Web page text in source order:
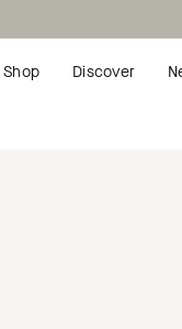
Shop Discover